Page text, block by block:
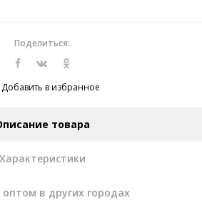
Поделиться:
Добавить в избранное
товара
Характеристики
в других городах